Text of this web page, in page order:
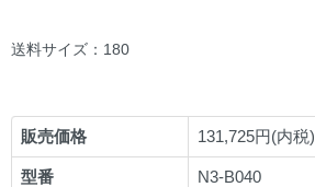
送料サイズ：180
販売価格 131,725円(内税)
型番 N3-B040